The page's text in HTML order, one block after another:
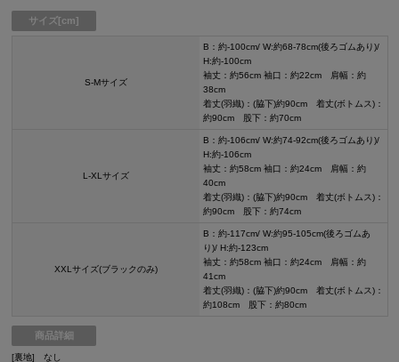
サイズ[cm]
S-Mサイズ
B：約-100cm/ W:約68-78cm(後ろゴムあり)/
H:約-100cm
袖丈：約56cm 袖口：約22cm 肩幅：約
38cm
着丈(羽織)：(脇下)約90cm 着丈(ボトムス)：
約90cm 股下：約70cm
L-XLサイズ
B：約-106cm/ W:約74-92cm(後ろゴムあり)/
H:約-106cm
袖丈：約58cm 袖口：約24cm 肩幅：約
40cm
着丈(羽織)：(脇下)約90cm 着丈(ボトムス)：
約90cm 股下：約74cm
XXLサイズ(ブラックのみ)
B：約-117cm/ W:約95-105cm(後ろゴムあ
り)/ H:約-123cm
袖丈：約58cm 袖口：約24cm 肩幅：約
41cm
着丈(羽織)：(脇下)約90cm 着丈(ボトムス)：
約108cm 股下：約80cm
商品詳細
[裏地] なし